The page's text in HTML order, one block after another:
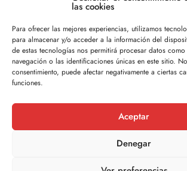
las cookies
Para ofrecer las mejores experiencias, utilizamos
para almacenar y/o acceder a la información del
de estas tecnologías nos permitirá procesar datos
navegación o las identificaciones únicas en este sitio.
consentimiento, puede afectar negativamente a ciertas
funciones.
Aceptar
Denegar
Legal
Política de privacidad